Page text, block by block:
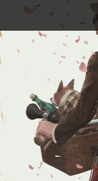
인체
빈티지